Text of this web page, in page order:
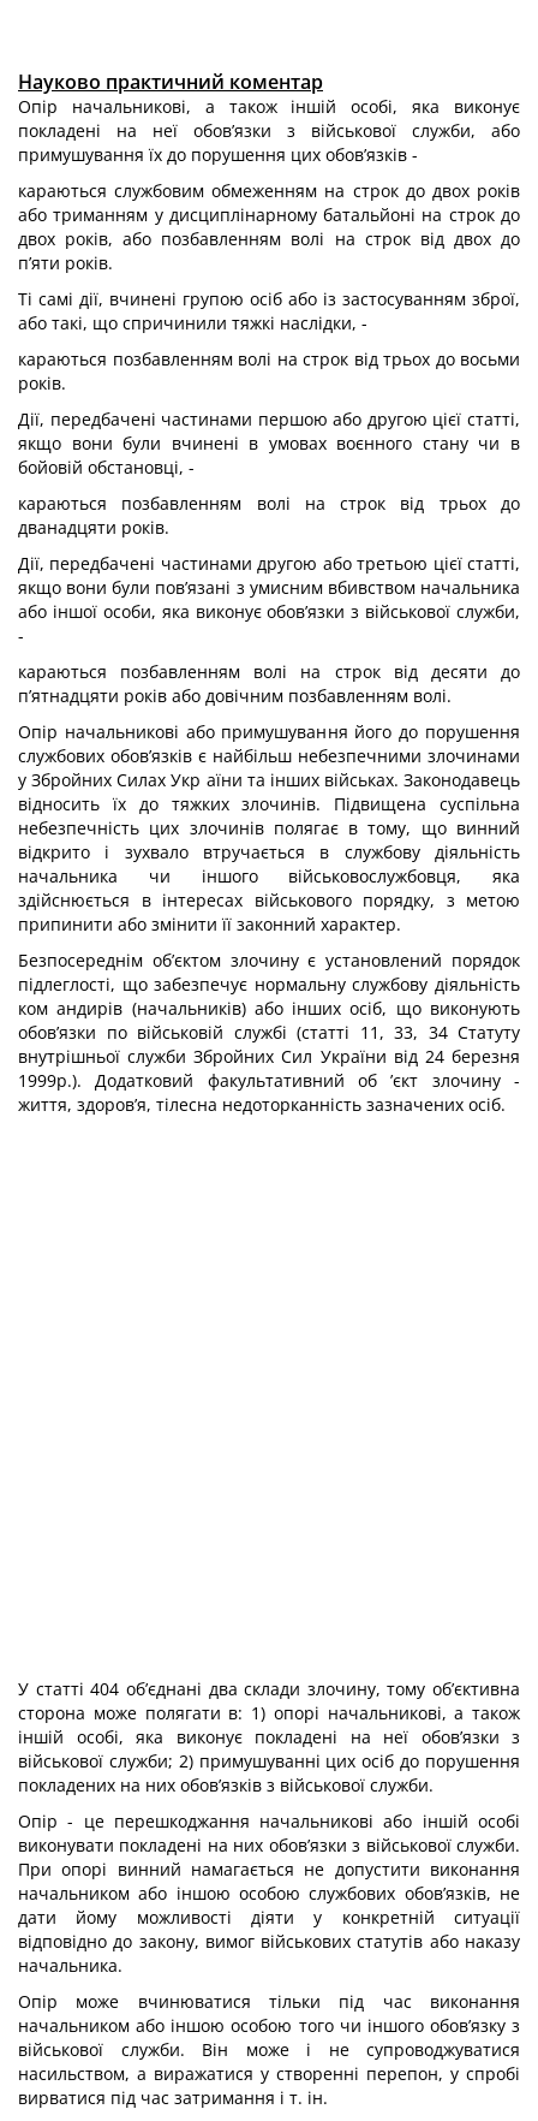
Науково практичний коментар
Опір начальникові, а також іншій особі, яка виконує
покладені на неї обов’язки з військової служби, або
примушування їх до порушення цих обов’язків -
караються службовим обмеженням на строк до двох років
або триманням у дисциплінарному батальйоні на строк до
двох років, або позбавленням волі на строк від двох до
п’яти років.
Ті самі дії, вчинені групою осіб або із застосуванням зброї,
або такі, що спричинили тяжкі наслідки, -
караються позбавленням волі на строк від трьох до восьми
років.
Дії, передбачені частинами першою або другою цієї статті,
якщо вони були вчинені в умовах воєнного стану чи в
бойовій обстановці, -
караються позбавленням волі на строк від трьох до
дванадцяти років.
Дії, передбачені частинами другою або третьою цієї статті,
якщо вони були пов’язані з умисним вбивством начальника
або іншої особи, яка виконує обов’язки з військової служби,
-
караються позбавленням волі на строк від десяти до
п’ятнадцяти років або довічним позбавленням волі.
Опір начальникові або примушування його до порушення
службових обов’язків є найбільш небезпечними злочинами
у Збройних Силах Укр аїни та інших військах. Законодавець
відносить їх до тяжких злочинів. Підвищена суспільна
небезпечність цих злочинів полягає в тому, що винний
відкрито і зухвало втручається в службову діяльність
начальника чи іншого військовослужбовця, яка
здійснюється в інтересах військового порядку, з метою
припинити або змінити її законний характер.
Безпосереднім об’єктом злочину є установлений порядок
підлеглості, що забезпечує нормальну службову діяльність
ком андирів (начальників) або інших осіб, що виконують
обов’язки по військовій службі (статті 11, 33, 34 Статуту
внутріш­ньої служби Збройних Сил України від 24 березня
1999р.). Додатковий факультатив­ний об ’єкт злочину -
життя, здоров’я, тілесна недоторканність зазначених осіб.
У статті 404 об’єднані два склади злочину, тому об’єктивна
сторона може по­лягати в: 1) опорі начальникові, а також
іншій особі, яка виконує покладені на неї обов’язки з
військової служби; 2) примушуванні цих осіб до порушення
покладених на них обов’язків з військової служби.
Опір - це перешкоджання начальникові або іншій особі
виконувати покладені на них обов’язки з військової служби.
При опорі винний намагається не допустити виконання
начальником або іншою особою службових обов’язків, не
дати йому мож­ливості діяти у конкретній ситуації
відповідно до закону, вимог військових статутів або наказу
начальника.
Опір може вчинюватися тільки під час виконання
начальником або іншою особою того чи іншого обов’язку з
військової служби. Він може і не супроводжуватися
насильством, а виражатися у створенні перепон, у спробі
вирватися під час затримання і т. ін.